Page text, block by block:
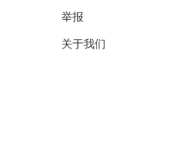
举报
关于我们